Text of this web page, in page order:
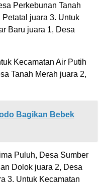
Perkebunan Tanah
juara 3. Untuk
Baru juara 1, Desa
Kecamatan Air Putih
Tanah Merah juara 2,
Bagikan Bebek
Puluh, Desa Sumber
Dolok juara 2, Desa
3. Untuk Kecamatan